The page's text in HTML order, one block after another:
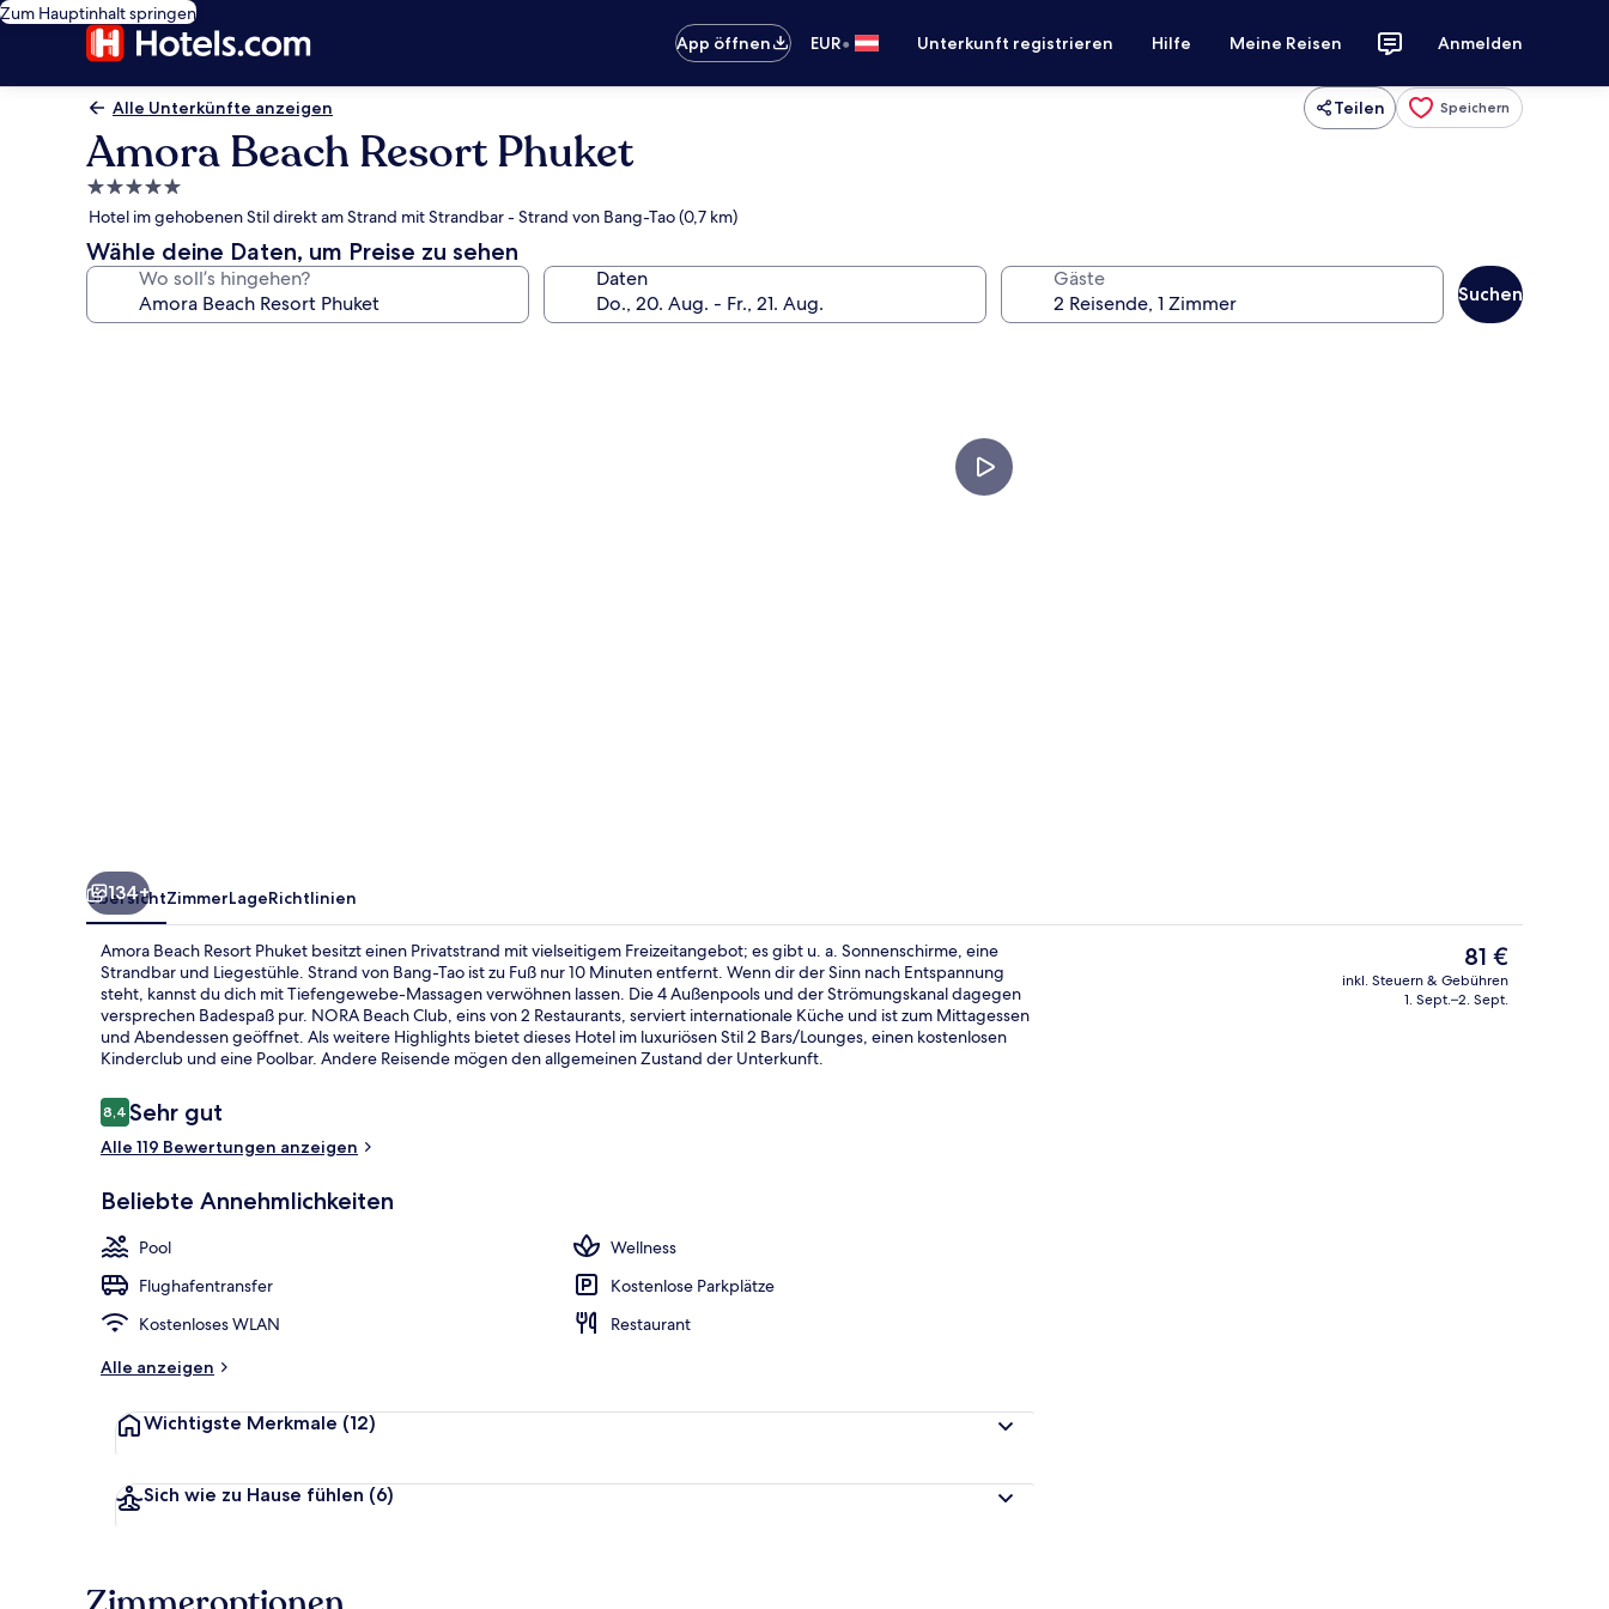
Zum Hauptinhalt springen
App öffnen
EUR• Unterkunft registrieren Hilfe Meine Reisen Anmelden
Alle Unterkünfte anzeigen Teilen Speichern
Amora Beach Resort Phuket
5.0-
Sterne-
Unterkunft
Hotel im gehobenen Stil direkt am Strand mit Strandbar - Strand von Bang-Tao (0,7 km)
Wähle deine Daten, um Preise zu sehen
Wo soll’s hingehen? Daten Gäste
Suchen
Privatstrand, weißer Sandstrand, Liegestühle, Sonnenschirme2 Restaurants; Frühstück,
134+
ÜbersichtZimmerLageRichtlinien
Amora Beach Resort Phuket besitzt einen Privatstrand mit vielseitigem Freizeitangebot; es gibt u. a. Sonnenschirme, eine
Strandbar und Liegestühle. Strand von Bang-Tao ist zu Fuß nur 10 Minuten entfernt. Wenn dir der Sinn nach Entspannung
steht, kannst du dich mit Tiefengewebe-Massagen verwöhnen lassen. Die 4 Außenpools und der Strömungskanal dagegen
versprechen Badespaß pur. NORA Beach Club, eins von 2 Restaurants, serviert internationale Küche und ist zum Mittagessen
und Abendessen geöffnet. Als weitere Highlights bietet dieses Hotel im luxuriösen Stil 2 Bars/Lounges, einen kostenlosen
Kinderclub und eine Poolbar. Andere Reisende mögen den allgemeinen Zustand der Unterkunft.
Bewertungen
8,48,4 von 10.
Sehr gut
Alle 119 Bewertungen anzeigen
Beliebte Annehmlichkeiten
Pool
Wellness
Flughafentransfer
Kostenlose Parkplätze
Kostenloses WLAN
Restaurant
Alle anzeigen
Wichtigste Merkmale (12)
Sich wie zu Hause fühlen (6)
Der
aktuelle
Preis
81 €
inkl. Steuern & Gebühren
1. Sept.–2. Sept.